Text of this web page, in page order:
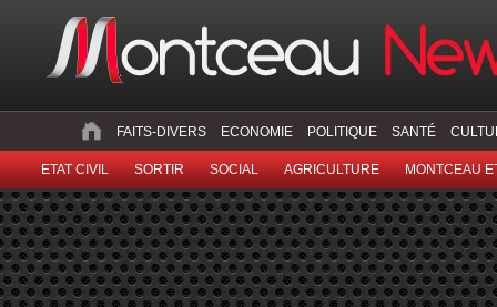
FAITS-DIVERS ECONOMIE POLITIQUE SANTÉ
ETAT CIVIL SORTIR SOCIAL AGRICULTURE MONTCEAU